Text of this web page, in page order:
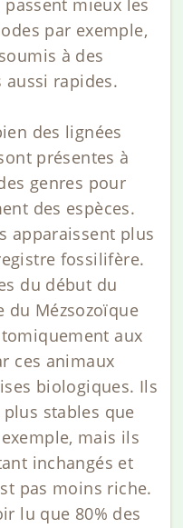
mieux les
par exemple,
à des
rapides.
des lignées
présentes à
genres pour
des espèces.
apparaissent plus
fossilifère.
du début du
du Mézsozoïque
aux
ces animaux
biologiques. Ils
stables que
mais ils
inchangés et
pas moins riche.
lu que 80% des